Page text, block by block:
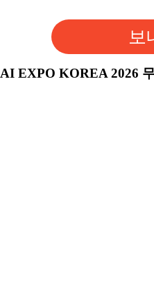
보
AI EXPO KOREA 2026